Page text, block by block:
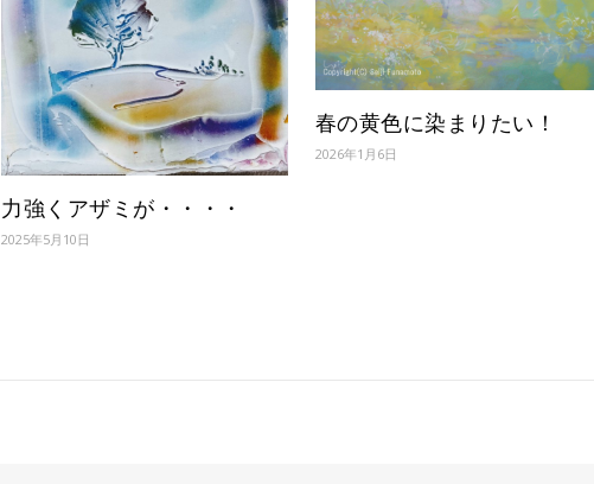
力強くアザミが・・・・
2025年5月10日
春の黄色に染まりたい！
2026年1月6日